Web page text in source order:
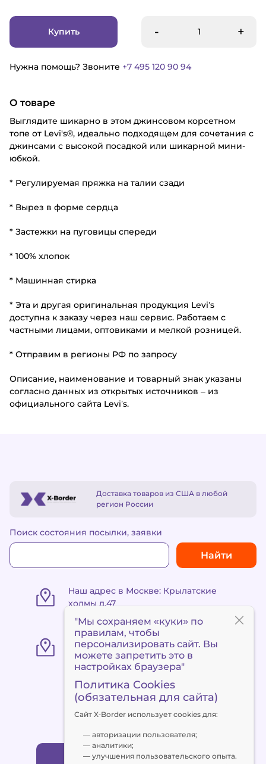
Купить - +
Нужна помощь? Звоните +7 495 120 90 94
О товаре
Выглядите шикарно в этом джинсовом корсетном
топе от Levi's®, идеально подходящем для сочетания с
джинсами с высокой посадкой или шикарной мини-
юбкой.
* Регулируемая пряжка на талии сзади
* Вырез в форме сердца
* Застежки на пуговицы спереди
* 100% хлопок
* Машинная стирка
* Эта и другая оригинальная продукция Levi’s
доступна к заказу через наш сервис. Работаем с
частными лицами, оптовиками и мелкой розницей.
* Отправим в регионы РФ по запросу
Описание, наименование и товарный знак указаны
согласно данных из открытых источников – из
официального сайта Levi’s.
Доставка товаров из США в любой
регион России
Поиск состояния посылки, заявки
Найти
Наш адрес в Москве: Крылатские
холмы д.47
«Пункт выдачи Метро
«Сокольники» ул. Маленковская 32,
стр. 3
client@x-border.ru
Заказать обратный звонок
"Мы сохраняем «куки» по
правилам, чтобы
персонализировать сайт. Вы
можете запретить это в
настройках браузера"
Политика Cookies
(обязательная для сайта)
Сайт X‑Border использует cookies для:
— авторизации пользователя;
— аналитики;
— улучшения пользовательского опыта.